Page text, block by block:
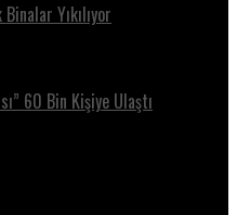
Yıkılıyor
60 Bin Kişiye Ulaştı